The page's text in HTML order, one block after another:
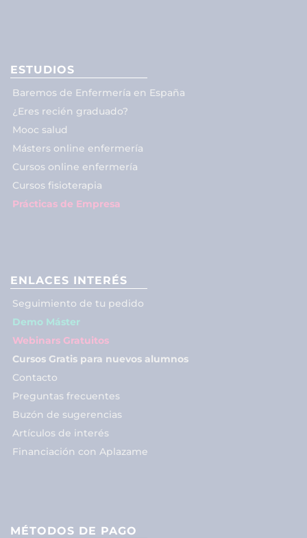
ESTUDIOS
Baremos de Enfermería en España
¿Eres recién graduado?
Mooc salud
Másters online enfermería
Cursos online enfermería
Cursos fisioterapia
Prácticas de Empresa
ENLACES INTERÉS
Seguimiento de tu pedido
Demo Máster
Webinars Gratuitos
Cursos Gratis para nuevos alumnos
Contacto
Preguntas frecuentes
Buzón de sugerencias
Artículos de interés
Financiación con Aplazame
MÉTODOS DE PAGO